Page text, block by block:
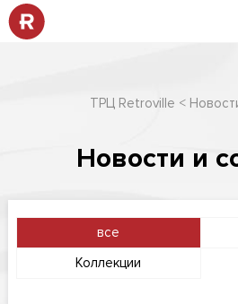
ТРЦ Retroville
Новости и
все
Коллекции